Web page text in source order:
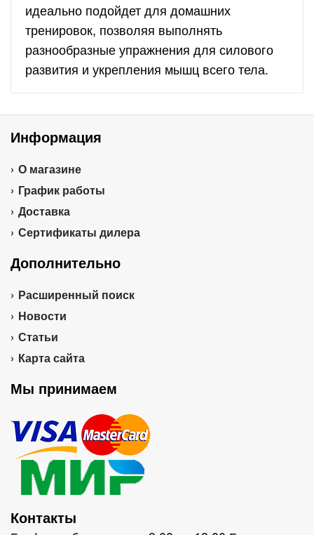
идеально подойдет для домашних
тренировок, позволяя выполнять
разнообразные упражнения для силового
развития и укрепления мышц всего тела.
Информация
О магазине
График работы
Доставка
Сертификаты дилера
Дополнительно
Расширенный поиск
Новости
Статьи
Карта сайта
Мы принимаем
Контакты